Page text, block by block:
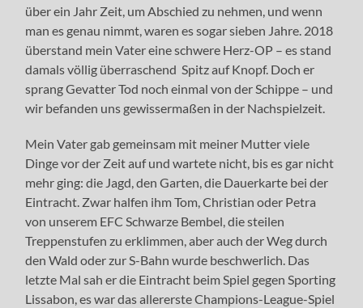
über ein Jahr Zeit, um Abschied zu nehmen, und wenn
man es genau nimmt, waren es sogar sieben Jahre. 2018
überstand mein Vater eine schwere Herz-OP – es stand
damals völlig überraschend Spitz auf Knopf. Doch er
sprang Gevatter Tod noch einmal von der Schippe – und
wir befanden uns gewissermaßen in der Nachspielzeit.
Mein Vater gab gemeinsam mit meiner Mutter viele
Dinge vor der Zeit auf und wartete nicht, bis es gar nicht
mehr ging: die Jagd, den Garten, die Dauerkarte bei der
Eintracht. Zwar halfen ihm Tom, Christian oder Petra
von unserem EFC Schwarze Bembel, die steilen
Treppenstufen zu erklimmen, aber auch der Weg durch
den Wald oder zur S-Bahn wurde beschwerlich. Das
letzte Mal sah er die Eintracht beim Spiel gegen Sporting
Lissabon, es war das allererste Champions-League-Spiel